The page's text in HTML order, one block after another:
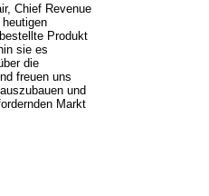
Chief Revenue
Produkt
sie es
die
freuen uns
und
Markt